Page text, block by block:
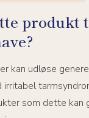
produkt
kan udløse
som dette kan